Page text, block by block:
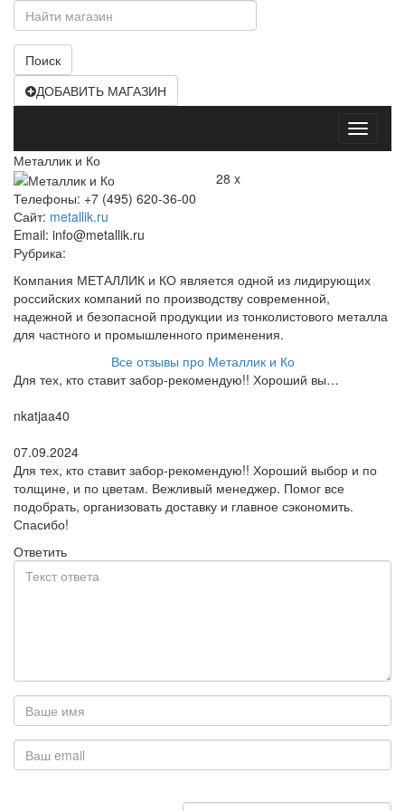
Поиск
ДОБАВИТЬ МАГАЗИН
Открыть
меню
Металлик и Ко
28 x
Телефоны: +7 (495) 620-36-00
Сайт: metallik.ru
Email: info@metallik.ru
Рубрика:
Компания МЕТАЛЛИК и КО является одной из лидирующих
российских компаний по производству современной,
надежной и безопасной продукции из тонколистового металла
для частного и промышленного применения.
Все отзывы про Металлик и Ко
Для тех, кто ставит забор-рекомендую!! Хороший вы…
nkatjaa40
07.09.2024
Для тех, кто ставит забор-рекомендую!! Хороший выбор и по
толщине, и по цветам. Вежливый менеджер. Помог все
подобрать, организовать доставку и главное сэкономить.
Спасибо!
Ответить